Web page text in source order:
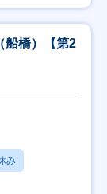
船橋）【第2
み